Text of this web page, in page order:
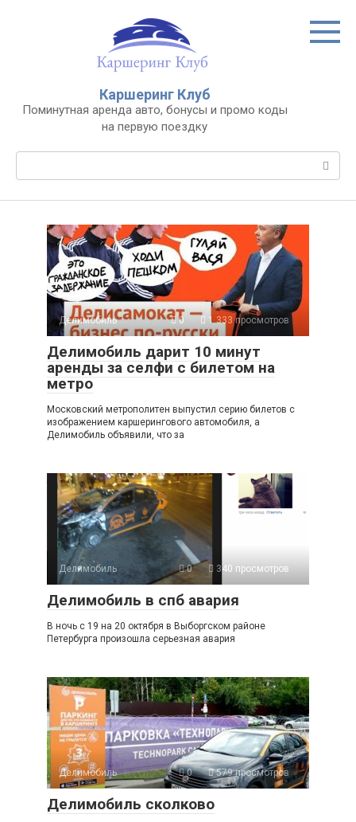
Каршеринг Клуб
Поминутная аренда авто, бонусы и промо коды
на первую поездку
Поиск:
Делимобиль 0 1 333 просмотров
Делимобиль дарит 10 минут
аренды за селфи с билетом на
метро
Московский метрополитен выпустил серию билетов с
изображением каршерингового автомобиля, а
Делимобиль объявили, что за
Делимобиль 0 340 просмотров
Делимобиль в спб авария
В ночь с 19 на 20 октября в Выборгском районе
Петербурга произошла серьезная авария
Делимобиль 0 579 просмотров
Делимобиль сколково